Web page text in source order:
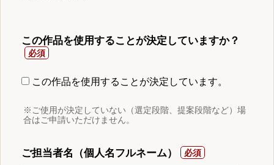
この作品を使用することが決定していますか？
この作品を使用することが決定しています。
※ご使用が決定していない（選定段階、提案段階など）場
合はご申請いただけません。
ご担当者名（個人名フルネーム）